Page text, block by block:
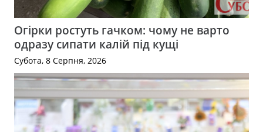
Огірки ростуть гачком: чому не варто
одразу сипати калій під кущі
Субота, 8 Серпня, 2026